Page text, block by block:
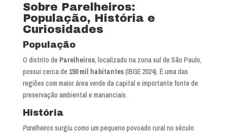
Sobre Parelheiros:
População, História e
Curiosidades
População
O distrito de Parelheiros, localizado na zona sul de São Paulo,
possui cerca de 150 mil habitantes(IBGE 2024). É uma das
regiões com maior área verde da capital e importante fonte de
preservação ambiental e mananciais.
História
Parelheirossurgiu como um pequeno povoado rural no século